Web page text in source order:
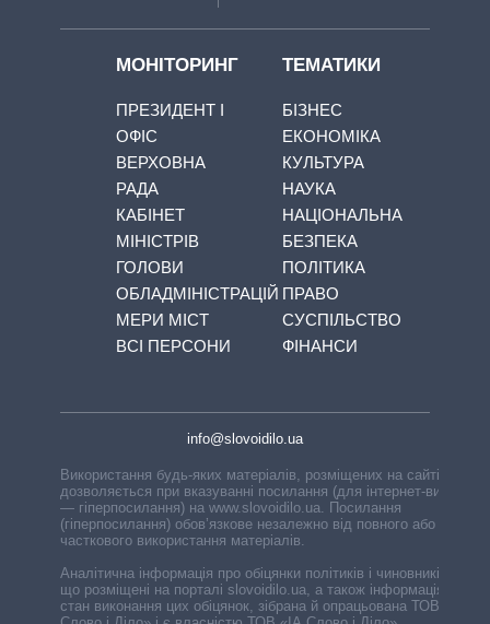
МОНІТОРИНГ
ПРЕЗИДЕНТ І
ОФІС
ВЕРХОВНА
РАДА
КАБІНЕТ
МІНІСТРІВ
ГОЛОВИ
ОБЛАДМІНІСТРАЦІЙ
МЕРИ МІСТ
ВСІ ПЕРСОНИ
ТЕМАТИКИ
БІЗНЕС
ЕКОНОМІКА
КУЛЬТУРА
НАУКА
НАЦІОНАЛЬНА
БЕЗПЕКА
ПОЛІТИКА
ПРАВО
СУСПІЛЬСТВО
ФІНАНСИ
info@slovoidilo.ua
Використання будь-яких матеріалів, розміщених на сайті,
дозволяється при вказуванні посилання (для інтернет-видань
— гіперпосилання) на www.slovoidilo.ua. Посилання
(гіперпосилання) обов’язкове незалежно від повного або
часткового використання матеріалів.
Аналітична інформація про обіцянки політиків і чиновників,
що розміщені на порталі slovoidilo.ua, а також інформація про
стан виконання цих обіцянок, зібрана й опрацьована ТОВ «ІА